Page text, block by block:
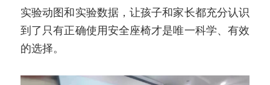
实验动图和实验数据，让孩子和家长都充分认识
到了只有正确使用安全座椅才是唯一科学、有效
的选择。